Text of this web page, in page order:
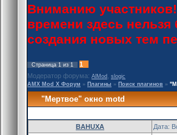
Вниманию
времени здесь
создания новых тем
Страница 1 из 1
1
Модератор форума: AlMod
slogic
AMX Mod X Форум » Плагины » Поиск плагинов »
"Мертвое" окно motd
BAHUXA Дата: